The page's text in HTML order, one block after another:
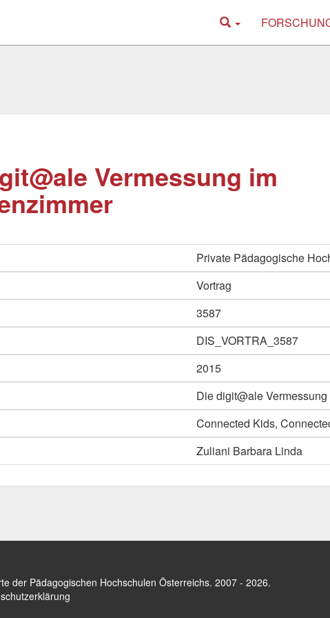
Vermessung im
Private Pädagogische
Vortrag
3587
DIS_VORTRA_3587
2015
Die digit@ale
Connected Kids,
Zuliani Barbara Linda
der Pädagogischen Hochschulen Österreichs. 2007 - 2026.